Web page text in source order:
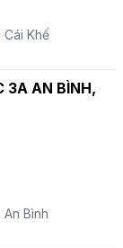
Cái Khế
3A AN BÌNH,
An Bình